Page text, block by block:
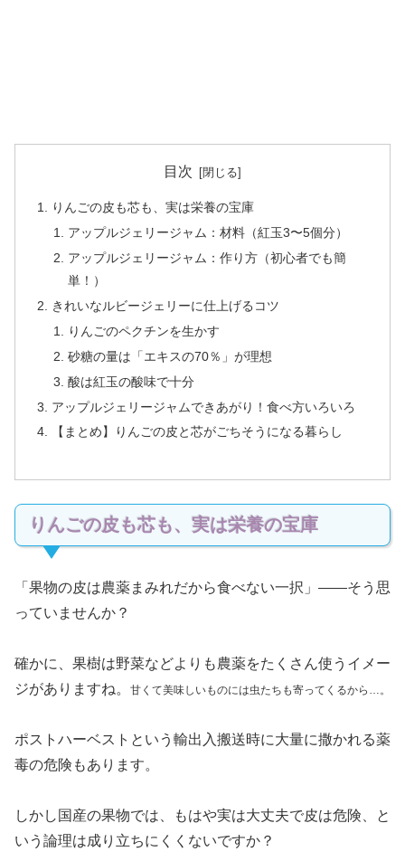
目次
りんごの皮も芯も、実は栄養の宝庫
アップルジェリージャム：材料（紅玉3〜5個分）
アップルジェリージャム：作り方（初心者でも簡
単！）
きれいなルビージェリーに仕上げるコツ
りんごのペクチンを生かす
砂糖の量は「エキスの70％」が理想
酸は紅玉の酸味で十分
アップルジェリージャムできあがり！食べ方いろいろ
【まとめ】りんごの皮と芯がごちそうになる暮らし
りんごの皮も芯も、実は栄養の宝庫
「果物の皮は農薬まみれだから食べない一択」——そう思
っていませんか？
確かに、果樹は野菜などよりも農薬をたくさん使うイメー
ジがありますね。
甘くて美味しいものには虫たちも寄ってくるから…。
ポストハーベストという輸出入搬送時に大量に撒かれる薬
毒の危険もあります。
しかし国産の果物では、もはや実は大丈夫で皮は危険、と
いう論理は成り立ちにくくないですか？